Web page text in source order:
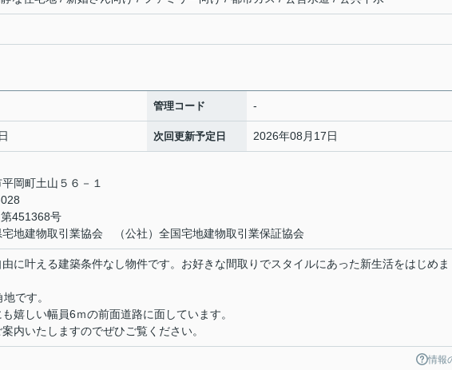
管理コード -
次回更新予定日 2026年08月17日
岡町土山５６－１
451368号
宅地建物取引業協会 （公社）全国宅地建物取引業保証協会
由に叶える建築条件なし物件です。お好きな間取りでスタイルにあった新生活をはじめま
です。
嬉しい幅員6ｍの前面道路に面しています。
内いたしますのでぜひご覧ください。
情報